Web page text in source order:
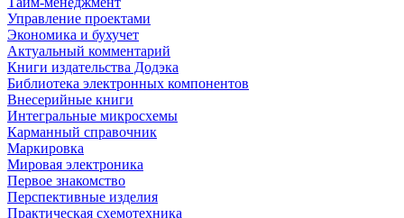
Управление проектами
Экономика и бухучет
Актуальный комментарий
Книги издательства Додэка
Библиотека электронных компонентов
Внесерийные книги
Интегральные микросхемы
Карманный справочник
Маркировка
Мировая электроника
Первое знакомство
Перспективные изделия
Практическая схемотехника